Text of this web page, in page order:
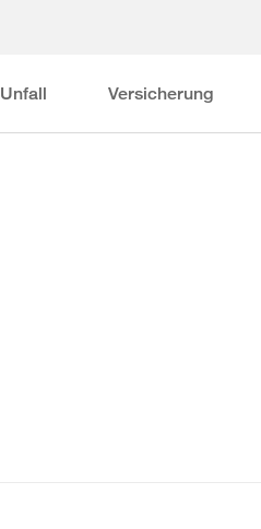
Unfall Versicherung